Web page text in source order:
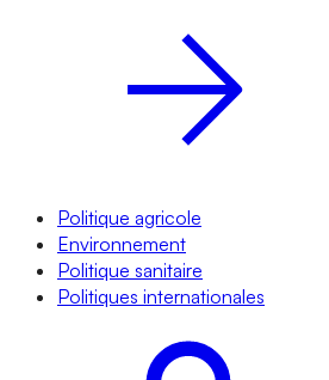
Politique agricole
Environnement
Politique sanitaire
Politiques internationales